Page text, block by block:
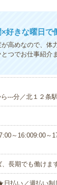
好きな曜日で
高めなので、体
つでお仕事紹介
---分／北１２条
～16:009:00～
長期でも働けま
払い／週払い制